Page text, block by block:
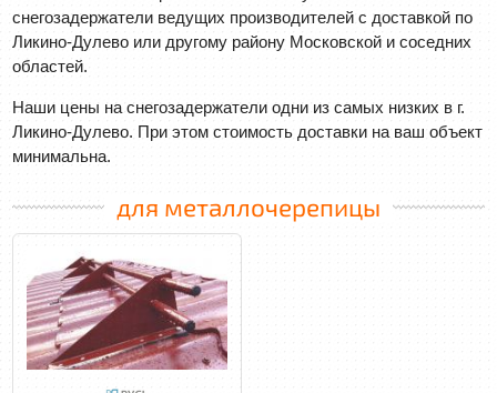
снегозадержатели ведущих производителей с доставкой по
Ликино-Дулево или другому району Московской и соседних
областей.
Наши цены на снегозадержатели одни из самых низких в г.
Ликино-Дулево. При этом стоимость доставки на ваш объект
минимальна.
для металлочерепицы